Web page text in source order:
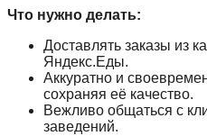
Что нужно делать:
Доставлять заказы из
Яндекс.Еды.
Аккуратно и
сохраняя её качество.
Вежливо общаться с
заведений.